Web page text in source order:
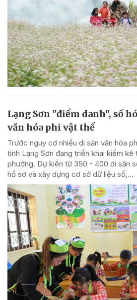
Lạng Sơn "điểm danh", số
văn hóa phi vật thể
Trước nguy cơ nhiều di sản văn hóa
tỉnh Lạng Sơn đang triển khai kiểm kê
phường. Dự kiến từ 350 - 400 di sản
hồ sơ và xây dựng cơ sở dữ liệu số,...